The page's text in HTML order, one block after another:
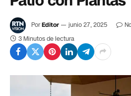
PorEditor junio 27, 2025
3 Minutos de lectura